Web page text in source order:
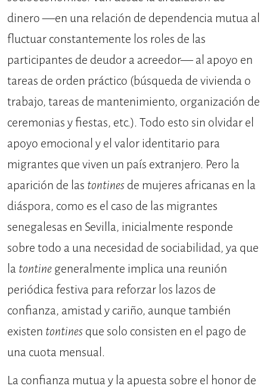
dinero —en una relación de dependencia mutua al
fluctuar constantemente los roles de las
participantes de deudor a acreedor— al apoyo en
tareas de orden práctico (búsqueda de vivienda o
trabajo, tareas de mantenimiento, organización de
ceremonias y fiestas, etc.). Todo esto sin olvidar el
apoyo emocional y el valor identitario para
migrantes que viven un país extranjero. Pero la
aparición de las tontinesde mujeres africanas en la
diáspora, como es el caso de las migrantes
senegalesas en Sevilla, inicialmente responde
sobre todo a una necesidad de sociabilidad, ya que
latontinegeneralmente implica una reunión
periódica festiva para reforzar los lazos de
confianza, amistad y cariño, aunque también
existen tontinesque solo consisten en el pago de
una cuota mensual.
La confianza mutua y la apuesta sobre el honor de